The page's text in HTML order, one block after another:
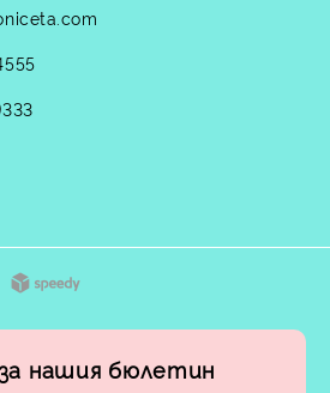
нашия бюлетин